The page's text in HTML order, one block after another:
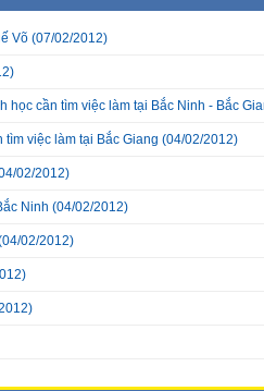
Võ (07/02/2012)
cần tìm việc làm tại Bắc Ninh - Bắc
việc làm tại Bắc Giang (04/02/2012)
02/2012)
Ninh (04/02/2012)
02/2012)